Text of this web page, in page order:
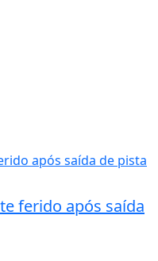
ferido após saída